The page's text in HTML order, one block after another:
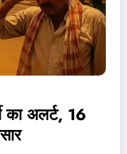
का अलर्ट, 16